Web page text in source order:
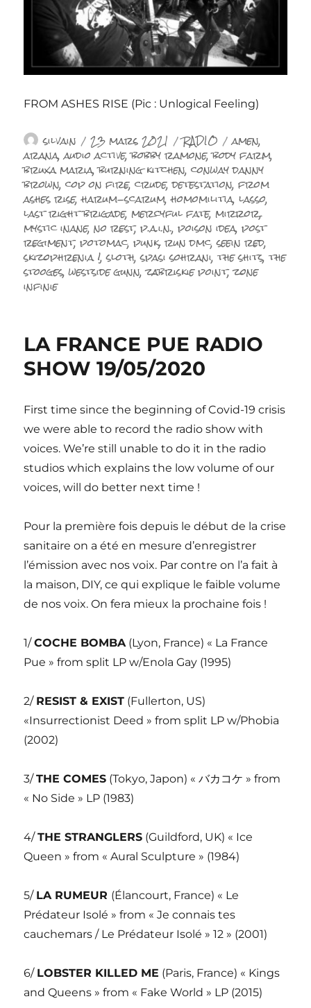
FROM ASHES RISE (Pic : Unlogical Feeling)
Auteur
silvain Publié
le
23 mars 2021 Catégories
RADIO Étiquettes
amen,
arana,audio active,bobby ramone,body farm,
bruxa maria,burning kitchen,conway danny
brown,cop on fire,crude,detestation,from
ashes rise,harum-scarum,homomilitia,lasso,
last right brigade,mercyful fate,mirror,
mystic inane,no rest,p.a.i.n.,poison idea,post
regiment,potomac,punk,run dmc,seein red,
skizophrenia !,sloth,spasi sohrani,the shits,the
stooges,westside gunn,zabriskie point,zone
infinie
LA FRANCE PUE RADIO
SHOW 19/05/2020
First time since the beginning of Covid-19 crisis
we were able to record the radio show with
voices. We’re still unable to do it in the radio
studios which explains the low volume of our
voices, will do better next time !
Pour la première fois depuis le début de la crise
sanitaire on a été en mesure d’enregistrer
l’émission avec nos voix. Par contre on l’a fait à
la maison, DIY, ce qui explique le faible volume
de nos voix. On fera mieux la prochaine fois !
1/COCHE BOMBA(Lyon, France) « La France
Pue » from split LP w/Enola Gay (1995)
2/ RESIST & EXIST (Fullerton, US)
«Insurrectionist Deed » from split LP w/Phobia
(2002)
3/THE COMES (Tokyo, Japon) « バカコケ » from
« No Side » LP (1983)
4/THE STRANGLERS (Guildford, UK) « Ice
Queen » from « Aural Sculpture » (1984)
5/ LA RUMEUR (Élancourt, France) « Le
Prédateur Isolé » from « Je connais tes
cauchemars / Le Prédateur Isolé » 12 » (2001)
6/ LOBSTER KILLED ME (Paris, France) « Kings
and Queens » from « Fake World » LP (2015)